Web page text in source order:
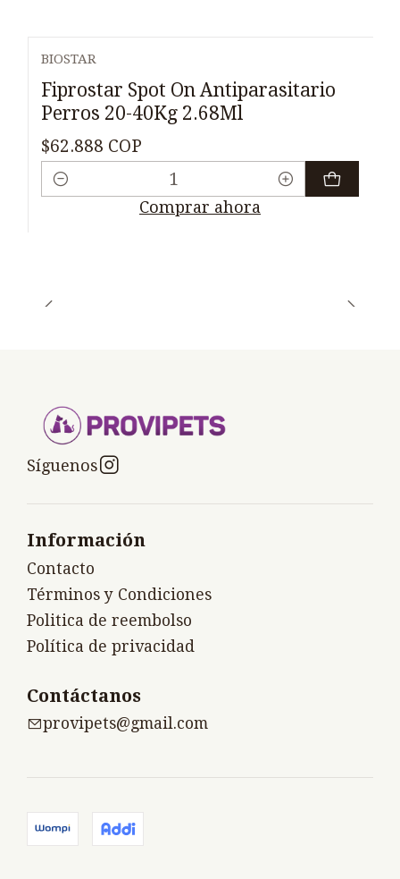
BIOSTAR
Fiprostar Spot On Antiparasitario
Perros 20-40Kg 2.68Ml
$62.888 COP
Cantidad
Comprar ahora
Síguenos
Información
Contacto
Términos y Condiciones
Politica de reembolso
Política de privacidad
Contáctanos
provipets@gmail.com